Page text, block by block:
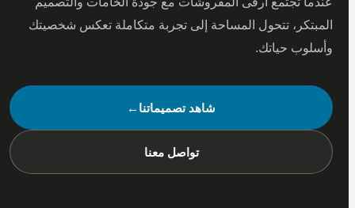
تتحول المساحة إلى تجربة متكاملة تعكس شخصيتك
حياتك.
شاهد تصميماتنا ←
تواصل معنا